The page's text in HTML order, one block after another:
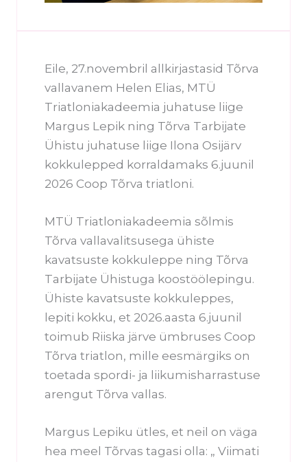
Eile, 27.novembril allkirjastasid Tõrva
vallavanem Helen Elias, MTÜ
Triatloniakadeemia juhatuse liige
Margus Lepik ning Tõrva Tarbijate
Ühistu juhatuse liige Ilona Osijärv
kokkulepped korraldamaks 6.juunil
2026 Coop Tõrva triatloni.
MTÜ Triatloniakadeemia sõlmis
Tõrva vallavalitsusega ühiste
kavatsuste kokkuleppe ning Tõrva
Tarbijate Ühistuga koostöölepingu.
Ühiste kavatsuste kokkuleppes,
lepiti kokku, et 2026.aasta 6.juunil
toimub Riiska järve ümbruses Coop
Tõrva triatlon, mille eesmärgiks on
toetada spordi- ja liikumisharrastuse
arengut Tõrva vallas.
Margus Lepiku ütles, et neil on väga
hea meel Tõrvas tagasi olla: „ Viimati